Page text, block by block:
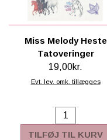
Miss Melody Heste
Tatoveringer
19,00kr.
Evt. lev. omk. tillægges
TILFØJ TIL KURV